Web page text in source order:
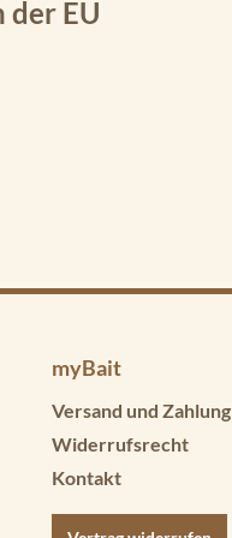
EU
myBait
Versand und Zahlung
Widerrufsrecht
Kontakt